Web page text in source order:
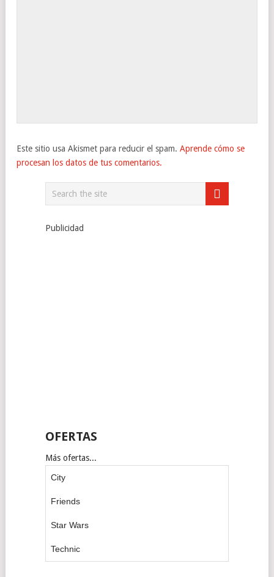
Este sitio usa Akismet para reducir el spam. Aprende cómo se
procesan los datos de tus comentarios.
Publicidad
OFERTAS
Más ofertas...
City
Friends
Star Wars
Technic